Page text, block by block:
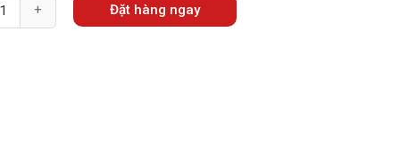
Đặt hàng ngay